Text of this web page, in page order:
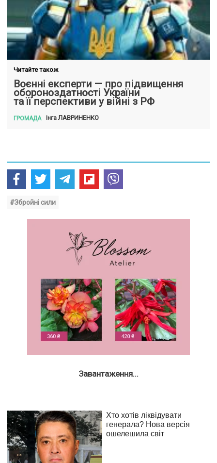
Читайте також
Воєнні експерти — про підвищення
обороноздатності України
та її перспективи у війні з РФ
ГРОМАДА ІнгаЛАВРИНЕНКО
#Збройні сили
Завантаження...